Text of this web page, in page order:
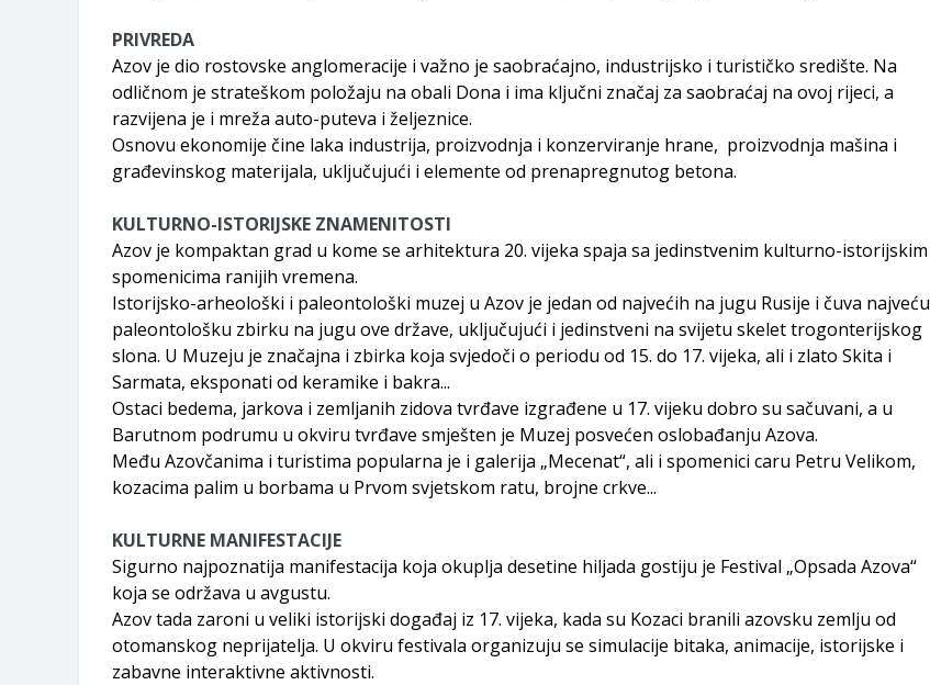
PRIVREDA
Azov je dio rostovske anglomeracije i važno je saobraćajno, industrijsko i turističko središte. Na
odličnom je strateškom položaju na obali Dona i ima ključni značaj za saobraćaj na ovoj rijeci, a
razvijena je i mreža auto-puteva i željeznice.
Osnovu ekonomije čine laka industrija, proizvodnja i konzerviranje hrane, proizvodnja mašina i
građevinskog materijala, uključujući i elemente od prenapregnutog betona.
KULTURNO-ISTORIJSKE ZNAMENITOSTI
Azov je kompaktan grad u kome se arhitektura 20. vijeka spaja sa jedinstvenim kulturno-istorijskim
spomenicima ranijih vremena.
Istorijsko-arheološki i paleontološki muzej u Azov je jedan od najvećih na jugu Rusije i čuva najveću
paleontološku zbirku na jugu ove države, uključujući i jedinstveni na svijetu skelet trogonterijskog
slona. U Muzeju je značajna i zbirka koja svjedoči o periodu od 15. do 17. vijeka, ali i zlato Skita i
Sarmata, eksponati od keramike i bakra...
Ostaci bedema, jarkova i zemljanih zidova tvrđave izgrađene u 17. vijeku dobro su sačuvani, a u
Barutnom podrumu u okviru tvrđave smješten je Muzej posvećen oslobađanju Azova.
Među Azovčanima i turistima popularna je i galerija „Mecenat“, ali i spomenici caru Petru Velikom,
kozacima palim u borbama u Prvom svjetskom ratu, brojne crkve...
KULTURNE MANIFESTACIJE
Sigurno najpoznatija manifestacija koja okuplja desetine hiljada gostiju je Festival „Opsada Azova“
koja se održava u avgustu.
Azov tada zaroni u veliki istorijski događaj iz 17. vijeka, kada su Kozaci branili azovsku zemlju od
otomanskog neprijatelja. U okviru festivala organizuju se simulacije bitaka, animacije, istorijske i
zabavne interaktivne aktivnosti.